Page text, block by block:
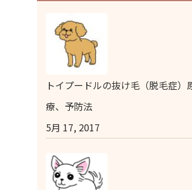
トイプードルの抜け毛（脱毛症）
療、予防法
5月 17, 2017